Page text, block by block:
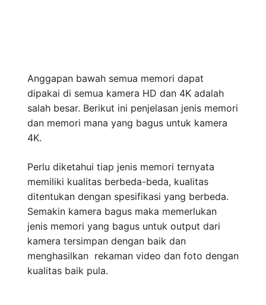
Anggapan bawah semua memori dapat
dipakai di semua kamera HD dan 4K adalah
salah besar. Berikut ini penjelasan jenis memori
dan memori mana yang bagus untuk kamera
4K.
Perlu diketahui tiap jenis memori ternyata
memiliki kualitas berbeda-beda, kualitas
ditentukan dengan spesifikasi yang berbeda.
Semakin kamera bagus maka memerlukan
jenis memori yang bagus untuk output dari
kamera tersimpan dengan baik dan
menghasilkan rekaman video dan foto dengan
kualitas baik pula.